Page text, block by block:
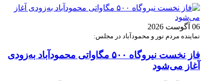
06 آگوست 2026
نماینده مردم نور و محمودآباد در مجلس:
فاز نخست نیروگاه ۵۰۰ مگاواتی محمودآباد به‌زودی
آغاز می‌شود